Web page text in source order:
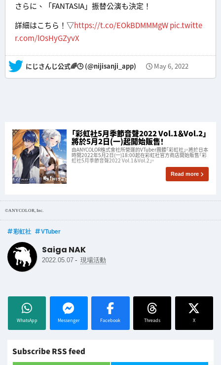
さらに、「FANTASIA」振替公演も決定！
詳細はこちら！▽https://t.co/EOkBDMMMgWpic.twitte
r.com/lOsHyGZyvX
— にじさんじ公式🌈🕒 (@nijisanji_app) May 6, 2022
「彩虹社5月季節音聲2022 Vol.1＆Vol.2」
將於5月2日(一)起開始販售！
由ANYCOLOR株式會社所營運的VTuber團體「彩虹社」，將於日本
時間2022年5月2日(一)18:00起在彩虹社官方商店開始販售「彩
虹社5月季節音聲2022 Vol.1＆Vol.2」。
Read more
©ANYCOLOR, Inc.
彩虹社 VTuber
Saiga NAK
2022.05.07 - 現場活動
WhatsApp Messenger Facebook Threads X
Subscribe RSS feed